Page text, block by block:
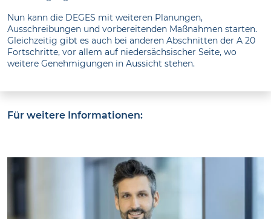
Nun kann die DEGES mit weiteren Planungen,
Ausschreibungen und vorbereitenden Maßnahmen starten.
Gleichzeitig gibt es auch bei anderen Abschnitten der A 20
Fortschritte, vor allem auf niedersächsischer Seite, wo
weitere Genehmigungen in Aussicht stehen.
Für weitere Informationen: